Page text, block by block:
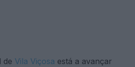
de Vila Viçosa está a avançar